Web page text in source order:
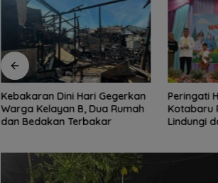
Peringati HAN 2026, Pemkab
Kotabaru Perkuat Komitmen
Lindungi dan Penuhi Hak Anak
Jaga
Intelkam